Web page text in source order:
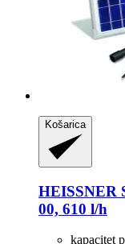
Košarica
HEISSNER
00, 610 l/h
kapacitet